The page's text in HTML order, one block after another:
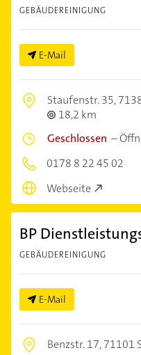
GEBÄUDEREINIGUNG
E-Mail
Staufenstr. 35,
18,2 km
Geschlossen –
0178 8 22 45 02
Webseite
BP
GEBÄUDEREINIGUNG
E-Mail
Benzstr. 17,71101